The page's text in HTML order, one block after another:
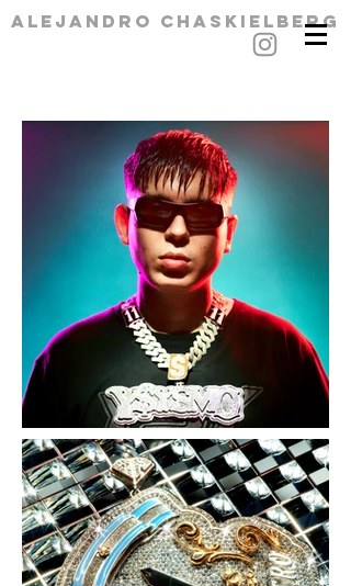
alejandro chaskielberg